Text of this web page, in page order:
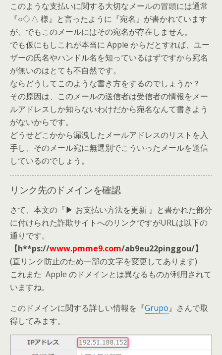
このような支払いに関する大切なメールの冒頭には通常
『○◇△ 様』と言ったように『宛名』が書かれています
が、でもこのメールにはその宛名が存在しません。
でも仮にもしこれが本当に Apple からだとすれば、ユー
ザーの氏名やハンドル名を知っているはずですから宛名
が無いのはとても不自然です。
ならどうしてこのような書き方をするのでしょうか？
その原因は、このメールの送信者は受信者の情報をメー
ルアドレスしか知らないわけだから宛名なんて書きよう
がないからです。
どうせどこかから漏洩したメールアドレスのリストを入
手し、そのメール宛に無選別でこういったメールを送信
しているのでしょう。
リンク先のドメインを確認
さて、本文の『▶ お支払い方法を更新 』と書かれた部分
に付けられた詐欺サイトへのリンクですがURLは以下の
通りです。
【h**ps://www.pmme9.com/ab9eu22pinggou/】
(直リンク防止のため一部の文字を変更してあります)
これまた Apple のドメインとは異なるものが利用されて
いますね。
このドメインに関する詳しい情報を『Grupo』さんで取
得してみます。